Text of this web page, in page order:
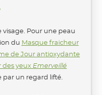
Pour une peau
du Masque fraicheur
de Jour antioxydante
des yeux Emerveillé
par un regard lifté.